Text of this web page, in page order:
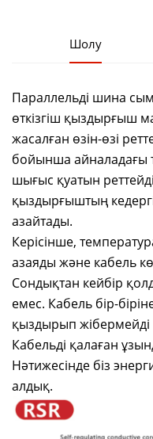
Шолу
Параллельді шина
өткізгіш қыздырғыш
жасалған өзін-өзі
бойынша айналадағы
шығыс қуатын
қыздырғыштың
азайтады.
Керісінше,
азаяды және кабель
Сондықтан кейбір
емес. Кабель бір-
қыздырып
Кабельді қалаған
Нәтижесінде біз
алдық.